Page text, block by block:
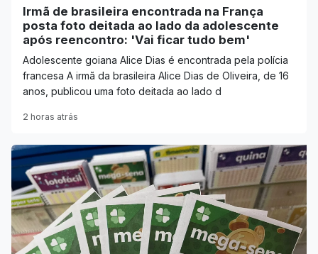
Irmã de brasileira encontrada na França
posta foto deitada ao lado da adolescente
após reencontro: 'Vai ficar tudo bem'
Adolescente goiana Alice Dias é encontrada pela polícia
francesa A irmã da brasileira Alice Dias de Oliveira, de 16
anos, publicou uma foto deitada ao lado d
2 horas atrás